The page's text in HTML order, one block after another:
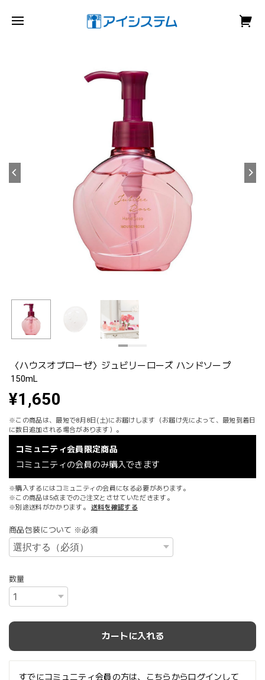
〈ハウスオブローゼ〉ジュビリーローズ ハンドソープ
150mL
¥1,650
※この商品は、最短で8月8日(土)にお届けします（お届け先によって、最短到着日
に数日追加される場合があります）。
コミュニティ会員限定商品
コミュニティの会員のみ購入できます
※購入するにはコミュニティの会員になる必要があります。
※この商品は5点までのご注文とさせていただきます。
※別途送料がかかります。
送料を確認する
商品包装について ※必須
数量
カートに入れる
すでにコミュニティ会員の方は、こちらからログインして